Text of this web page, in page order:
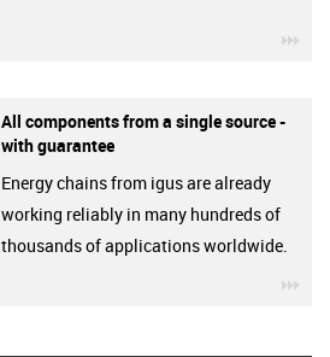
All components from a single source -
with guarantee
Energy chains from igus are already
working reliably in many hundreds of
thousands of applications worldwide.